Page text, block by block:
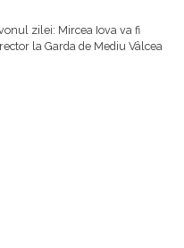
zilei: Mircea Iova va fi
la Garda de Mediu Vâlcea